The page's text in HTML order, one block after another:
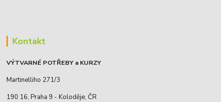
Kontakt
VÝTVARNÉ POTŘEBY a KURZY
Martinelliho 271/3
190 16, Praha 9 - Koloděje, ČR